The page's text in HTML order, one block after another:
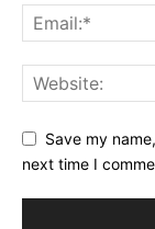
Save my
next time I